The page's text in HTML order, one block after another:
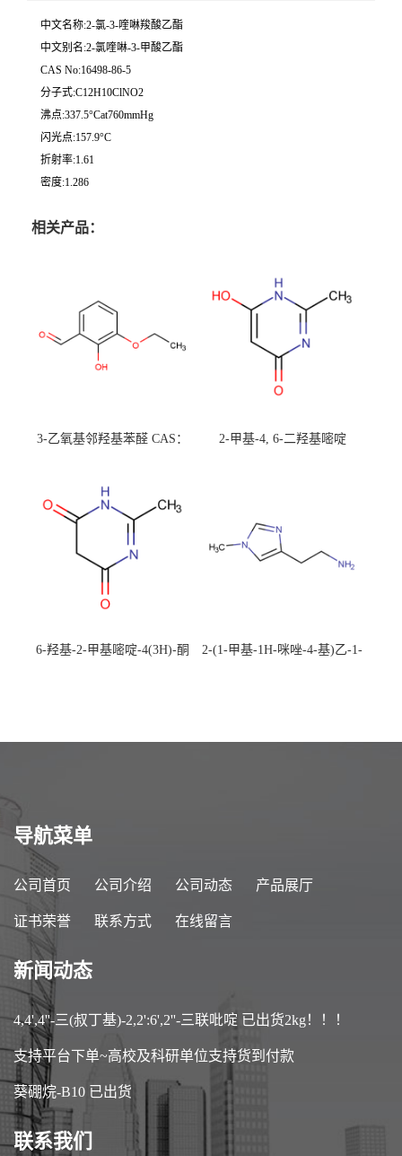
中文名称:2-氯-3-喹啉羧酸乙酯
中文别名:2-氯喹啉-3-甲酸乙酯
CAS No:16498-86-5
分子式:C12H10ClNO2
沸点:337.5°Cat760mmHg
闪光点:157.9°C
折射率:1.61
密度:1.286
相关产品：
3-乙氧基邻羟基苯醛 CAS：
校可先用后付
2-甲基-4, 6-二羟基嘧啶
6-羟基-2-甲基嘧啶-4(3H)-酮
2-(1-甲基-1H-咪唑-4-基)乙-1-
导航菜单
公司首页 公司介绍 公司动态 产品展厅
证书荣誉 联系方式 在线留言
新闻动态
4,4',4''-三(叔丁基)-2,2':6',2''-三联吡啶 已出货2kg！！！
支持平台下单~高校及科研单位支持货到付款
葵硼烷-B10 已出货
联系我们